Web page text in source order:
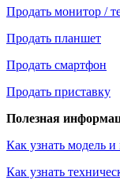
Продать монитор /
Продать планшет
Продать смартфон
Продать приставку
Полезная
Как узнать модель
Как узнать